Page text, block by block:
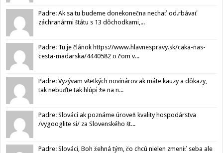
Padre: Ak sa tu budeme donekonečna nechať od.rbávať
záchranármi štátu s 13 dôchodkami,...
Padre: Tu je článok https://www.hlavnespravy.sk/caka-nas-
cesta-madarska/4440582 o čom v...
Padre: Vyzývam všetkých novinárov ak máte kauzy a dôkazy,
tak nebuďte tak hlúpi že na n...
Padre: Slováci ak poznáme úroveň kvality hospodárstva
/vygooglite si/ za Slovenského št...
Padre: Slováci, Boh žehná tým, čo chcú nielen zmeniť seba ale